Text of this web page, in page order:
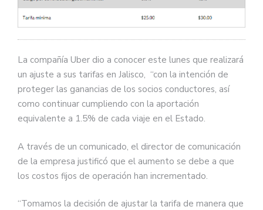
La compañía Uber dio a conocer este lunes que realizará
un ajuste a sus tarifas en Jalisco, “con la intención de
proteger las ganancias de los socios conductores, así
como continuar cumpliendo con la aportación
equivalente a 1.5% de cada viaje en el Estado.
A través de un comunicado, el director de comunicación
de la empresa justificó que el aumento se debe a que
los costos fijos de operación han incrementado.
“Tomamos la decisión de ajustar la tarifa de manera que